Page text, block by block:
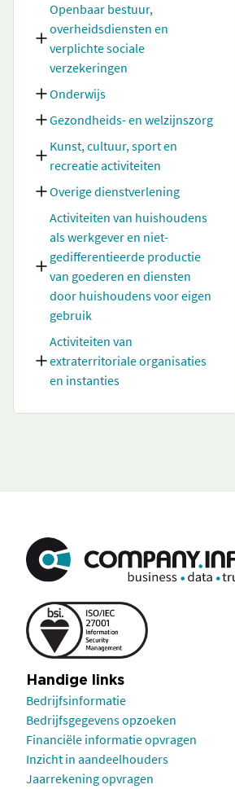
Openbaar bestuur,
overheidsdiensten en
verplichte sociale
verzekeringen
Onderwijs
Gezondheids- en welzijnszorg
Kunst, cultuur, sport en
recreatie activiteiten
Overige dienstverlening
Activiteiten van huishoudens
als werkgever en niet-
gedifferentieerde productie
van goederen en diensten
door huishoudens voor eigen
gebruik
Activiteiten van
extraterritoriale organisaties
en instanties
Handige links
Bedrijfsinformatie
Bedrijfsgegevens opzoeken
Financiële informatie opvragen
Inzicht in aandeelhouders
Jaarrekening opvragen